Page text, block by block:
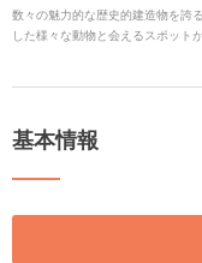
数々の魅力的な歴史的建造物を誇
した様々な動物と会えるスポット
基本情報